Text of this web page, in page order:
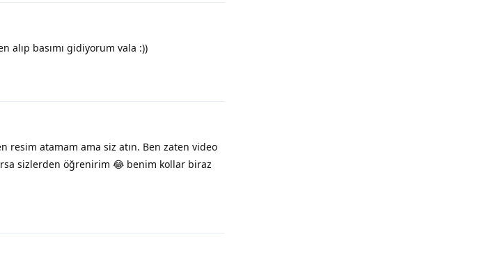
alıp basımı gidiyorum vala :))
resim atamam ama siz atın. Ben zaten video
sizlerden öğrenirim 😂 benim kollar biraz